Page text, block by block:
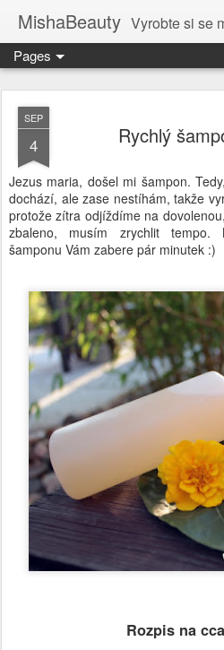
MishaBeauty Vyrobte si se mnou vlastní účinnou
Pages
SEP
4 Rychlý
Jezus maria, došel mi šampon.
dochází, ale zase nestíhám, takže
protože zítra odjíždíme na
zbaleno, musím zrychlit tempo.
šamponu Vám zabere pár minutek :)
Rozpis na